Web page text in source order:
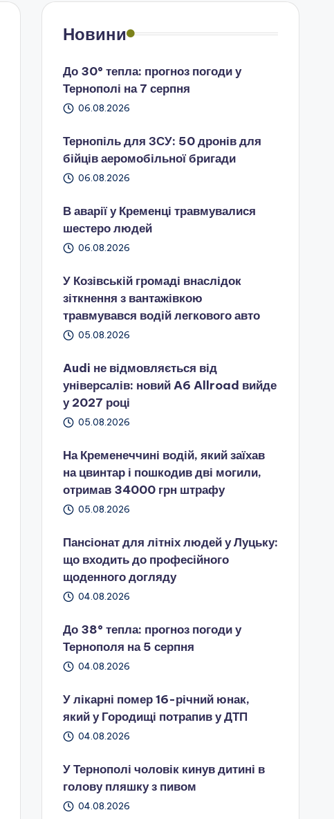
Новини
До 30° тепла: прогноз погоди у
Тернополі на 7 серпня
06.08.2026
Тернопіль для ЗСУ: 50 дронів для
бійців аеромобільної бригади
06.08.2026
В аварії у Кременці травмувалися
шестеро людей
06.08.2026
У Козівській громаді внаслідок
зіткнення з вантажівкою
травмувався водій легкового авто
05.08.2026
Audi не відмовляється від
універсалів: новий A6 Allroad вийде
у 2027 році
05.08.2026
На Кременеччині водій, який заїхав
на цвинтар і пошкодив дві могили,
отримав 34000 грн штрафу
05.08.2026
Пансіонат для літніх людей у Луцьку:
що входить до професійного
щоденного догляду
04.08.2026
До 38° тепла: прогноз погоди у
Тернополя на 5 серпня
04.08.2026
У лікарні помер 16-річний юнак,
який у Городищі потрапив у ДТП
04.08.2026
У Тернополі чоловік кинув дитині в
голову пляшку з пивом
04.08.2026